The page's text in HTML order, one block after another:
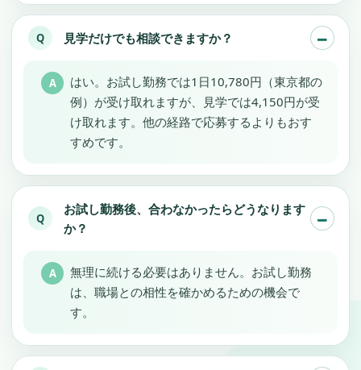
見学だけでも相談できますか？
はい。お試し勤務では1日10,780円（東京都の
例）が受け取れますが、見学では4,150円が受
け取れます。他の経路で応募するよりもおす
すめです。
お試し勤務後、合わなかったらどうなります
か？
無理に続ける必要はありません。お試し勤務
は、職場との相性を確かめるための機会で
す。